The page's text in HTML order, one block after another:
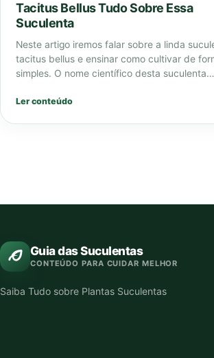
Tacitus Bellus Tudo Sobre Essa
Suculenta
Neste artigo iremos falar sobre a linda
tacitus bellus e ensinar como cultivar de
simples. O nome científico desta suculenta…
Ler conteúdo
Guia das Suculentas
CONTEÚDO PARA CUIDAR MELHOR
Saiba Tudo sobre Plantas Suculentas